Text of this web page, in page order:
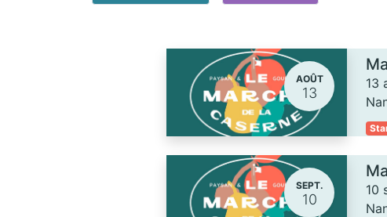
AOÛT
13
13
SEPT.
10
10